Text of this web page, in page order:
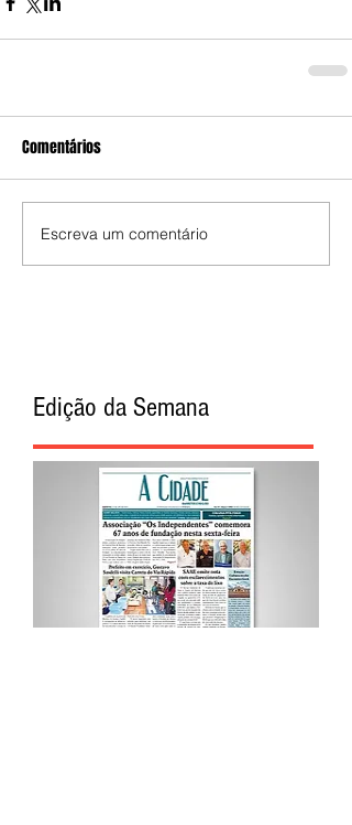
Comentários
Escreva um comentário
Edição da Semana